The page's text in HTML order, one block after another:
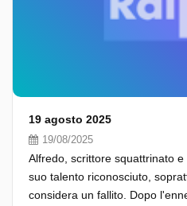
19 agosto 2025
19/08/2025
Alfredo, scrittore squattrinato
suo talento riconosciuto,
considera un fallito. Dopo